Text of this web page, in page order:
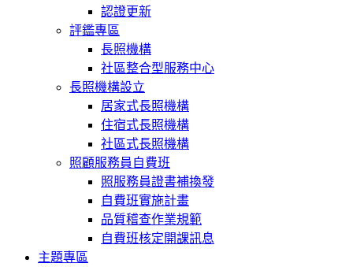
認證更新
評鑑專區
長照機構
社區整合型服務中心
長照機構設立
居家式長照機構
住宿式長照機構
社區式長照機構
照顧服務員自費班
照服務員證書補換發
自費班實施計畫
品質稽查作業規範
自費班核定開課訊息
主題專區